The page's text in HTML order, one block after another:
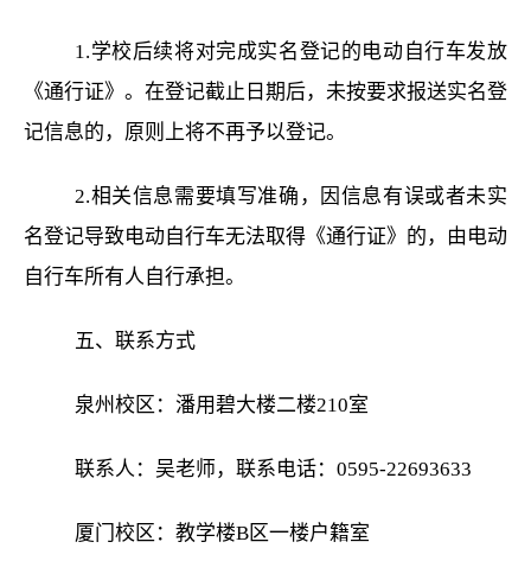
1 .学校后续将对完成实名登记的电动自行车发放
《通行证》。在登记截止日期后，未按要求报送实名登
记信息的，原则上将不再予以登记。
2.相关信息需要填写准确，因信息有误或者未实
名登记导致电动自行车无法取得《通行证》的，由电动
自行车所有人自行承担。
五、联系方式
泉州校区：潘用碧大楼二楼210室
联系人：吴老师，联系电话： 0595-22693633
厦门校区：教学楼B区一楼户籍室